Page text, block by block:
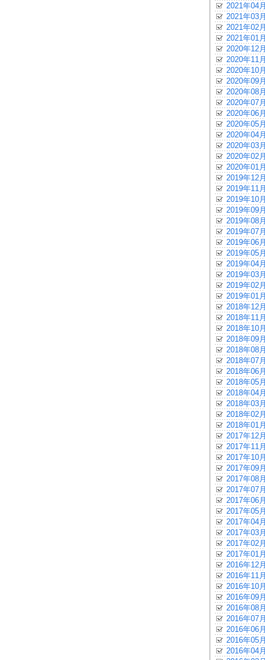
2021年04月
2021年03月
2021年02月
2021年01月
2020年12月
2020年11月
2020年10月
2020年09月
2020年08月
2020年07月
2020年06月
2020年05月
2020年04月
2020年03月
2020年02月
2020年01月
2019年12月
2019年11月
2019年10月
2019年09月
2019年08月
2019年07月
2019年06月
2019年05月
2019年04月
2019年03月
2019年02月
2019年01月
2018年12月
2018年11月
2018年10月
2018年09月
2018年08月
2018年07月
2018年06月
2018年05月
2018年04月
2018年03月
2018年02月
2018年01月
2017年12月
2017年11月
2017年10月
2017年09月
2017年08月
2017年07月
2017年06月
2017年05月
2017年04月
2017年03月
2017年02月
2017年01月
2016年12月
2016年11月
2016年10月
2016年09月
2016年08月
2016年07月
2016年06月
2016年05月
2016年04月